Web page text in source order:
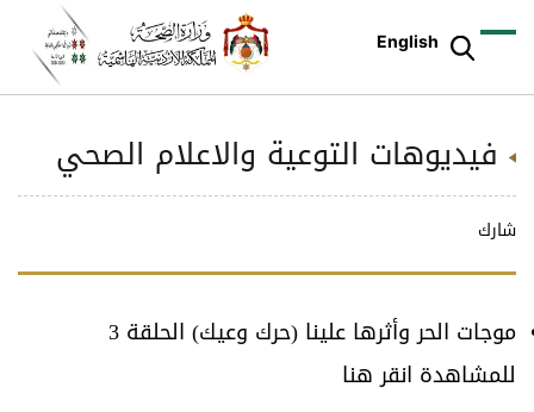
English
فيديوهات التوعية والاعلام الصحي
شارك
موجات الحر وأثرها علينا (حرك وعيك) الحلقة 3
للمشاهدة انقر هنا